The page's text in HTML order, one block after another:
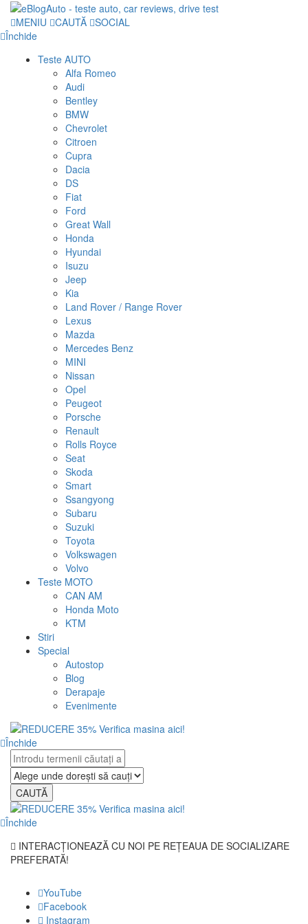
MENIU CAUTĂ SOCIAL
Închide
Teste AUTO
Alfa Romeo
Audi
Bentley
BMW
Chevrolet
Citroen
Cupra
Dacia
DS
Fiat
Ford
Great Wall
Honda
Hyundai
Isuzu
Jeep
Kia
Land Rover / Range Rover
Lexus
Mazda
Mercedes Benz
MINI
Nissan
Opel
Peugeot
Porsche
Renault
Rolls Royce
Seat
Skoda
Smart
Ssangyong
Subaru
Suzuki
Toyota
Volkswagen
Volvo
Teste MOTO
CAN AM
Honda Moto
KTM
Stiri
Special
Autostop
Blog
Derapaje
Evenimente
Închide
CAUTĂ
Închide
INTERACȚIONEAZĂ CU NOI PE REȚEAUA DE SOCIALIZARE
PREFERATĂ!
YouTube
Facebook
Instagram